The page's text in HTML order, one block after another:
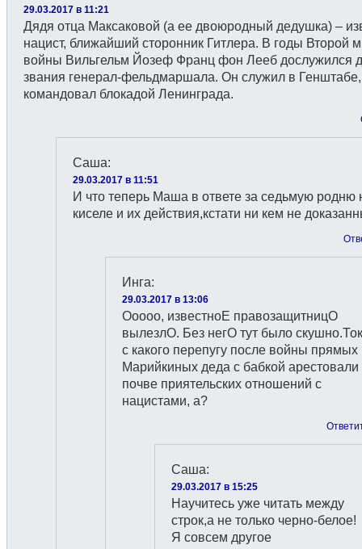
29.03.2017 в 11:21
Дядя отца Максаковой (а ее двоюродный дедушка) –
нацист, ближайший сторонник Гитлера. В годы Второй
войны Вильгельм Йозеф Франц фон Лееб дослужился
звания генерал-фельдмаршала. Он служил в Генштабе,
командовал блокадой Ленинграда.
Саша:
29.03.2017 в 11:51
И что теперь Маша в ответе за седьмую родню
киселе и их действия,кстати ни кем не
Инга:
29.03.2017 в 13:06
Ооооо, известноЕ правозащитницО
вылезлО. Без негО тут было
с какого перепугу после войны прямых
Марийкиных деда с бабкой арестовали
почве приятельских отношений с
нацистами, а?
Саша:
29.03.2017 в 15:25
Научитесь уже читать между
строк,а не только черно-белое!
Я совсем другое